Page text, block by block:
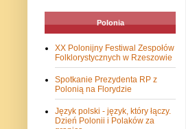
Polonia
XX Polonijny Festiwal Zespołów
Folklorystycznych w Rzeszowie
Spotkanie Prezydenta RP z
Polonią na Florydzie
Język polski - język, który łączy.
Dzień Polonii i Polaków za